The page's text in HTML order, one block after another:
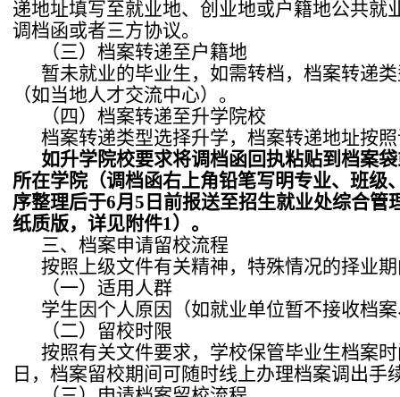
递地址填写至就业地、创业地或户籍地公共
调档函或者三方协议。
（三）档案转递至户籍地
暂未就业的毕业生，如需转档，档案转递
（如当地人才交流中心）。
（四）档案转递至升学院校
档案转递类型选择升学，档案转递地址按
如升学院校要求将调档函回执粘贴到档案
所在学院（调档函右上角铅笔写明专业、班
序整理后于6月5日前报送至招生就业处综合
纸质版，详见附件1）。
三、档案申请留校流程
按照上级文件有关精神，特殊情况的择业
（一）适用人群
学生因个人原因（如就业单位暂不接收档
（二）留校时限
按照有关文件要求，学校保管毕业生档案
日，档案留校期间可随时线上办理档案调出手